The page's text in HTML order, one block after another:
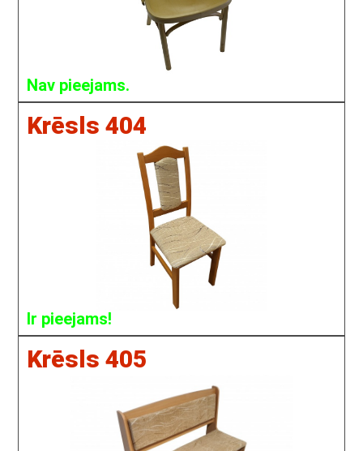
Nav pieejams.
Krēsls 404
Ir pieejams!
Krēsls 405